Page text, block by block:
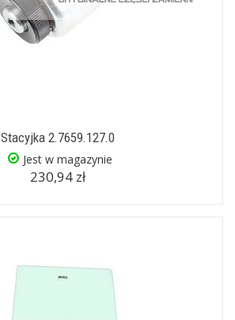
Stacyjka 2.7659.127.0
Jest w magazynie
230,94 zł